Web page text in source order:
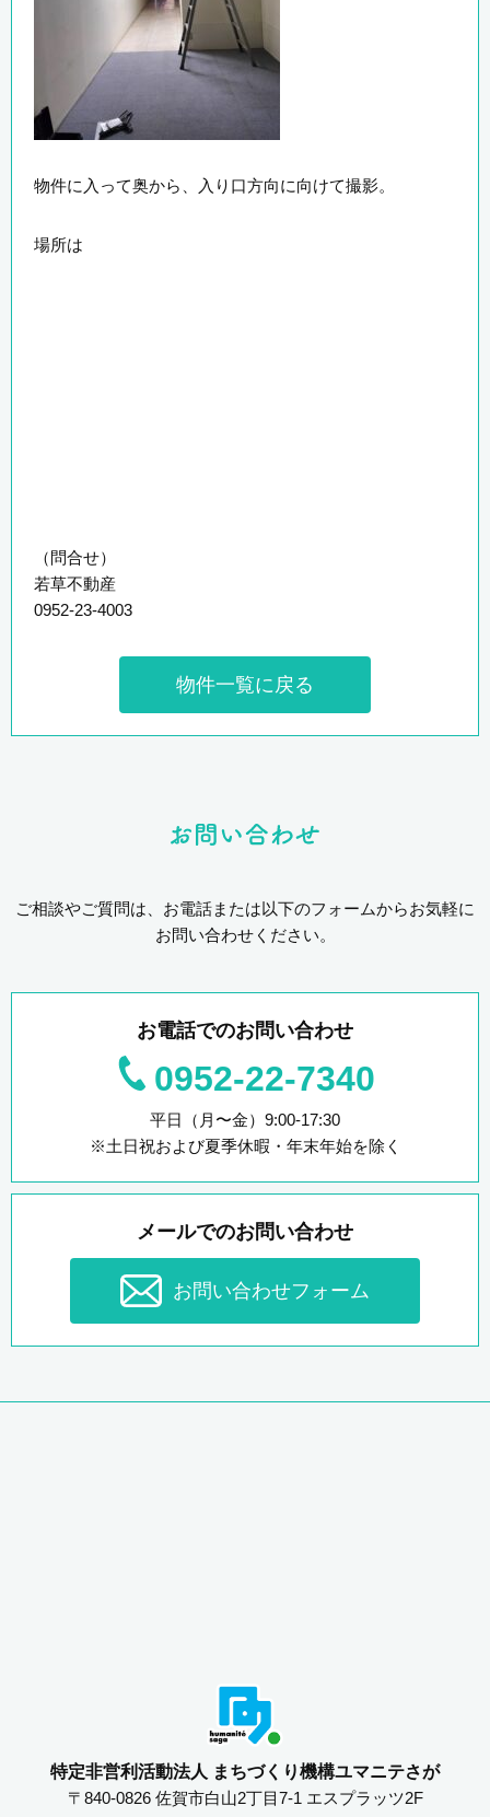
物件に入って奥から、入り口方向に向けて撮影。
場所は
（問合せ）
若草不動産
0952-23-4003
物件一覧に戻る
ご相談やご質問は、お電話または以下のフォームからお気軽に
お問い合わせください。
お電話でのお問い合わせ
0952-22-7340
平日（月〜金）9:00-17:30
※土日祝および夏季休暇・年末年始を除く
メールでのお問い合わせ
お問い合わせフォーム
特定非営利活動法人 まちづくり機構ユマニテさが
〒840-0826 佐賀市白山2丁目7-1 エスプラッツ2F